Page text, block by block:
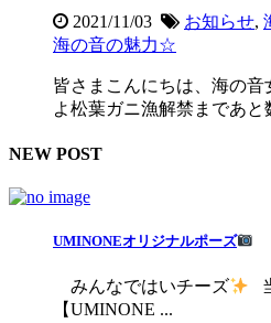
2021/11/03 お知らせ,
海の音の魅力☆
皆さまこんにちは、海の
よ松葉ガニ漁解禁まであと
NEW POST
UMINONEオリジナルポーズ
みんなではいチーズ
【UMINONE ...